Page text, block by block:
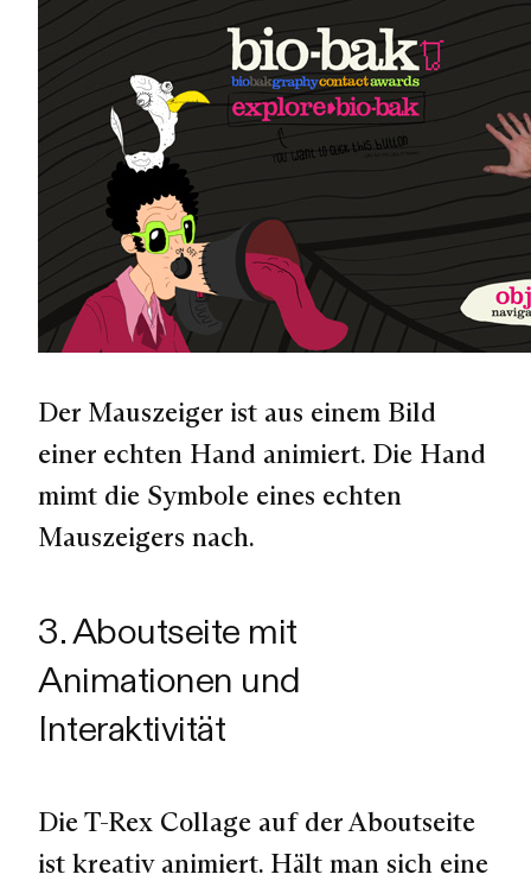
Der Mauszeiger ist aus einem Bild
einer echten Hand animiert. Die Hand
mimt die Symbole eines echten
Mauszeigers nach.
3. Aboutseite mit
Animationen und
Interaktivität
Die T-Rex Collage auf der Aboutseite
ist kreativ animiert. Hält man sich eine